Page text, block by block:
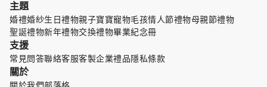
主題
婚禮婚紗生日禮物親子寶寶寵物毛孩情人節禮物母親節禮物
聖誕禮物新年禮物交換禮物畢業紀念冊
支援
常見問答聯絡客服客製企業禮品隱私條款
關於